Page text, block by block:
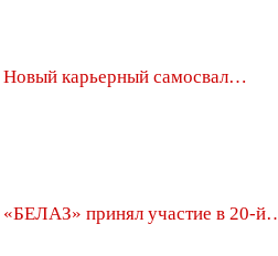
Новый карьерный самосвал…
«БЕЛАЗ» принял участие в 20-